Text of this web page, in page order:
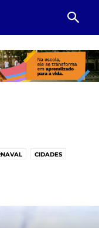
CIDADES